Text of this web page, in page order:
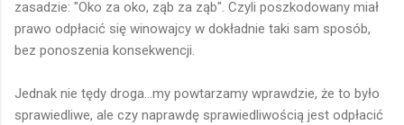
zasadzie: "Oko za oko, ząb za ząb". Czyli poszkodowany miał
prawo odpłacić się winowajcy w dokładnie taki sam sposób,
bez ponoszenia konsekwencji.
Jednak nie tędy droga...my powtarzamy wprawdzie, że to było
sprawiedliwe, ale czy naprawdę sprawiedliwością jest odpłacić